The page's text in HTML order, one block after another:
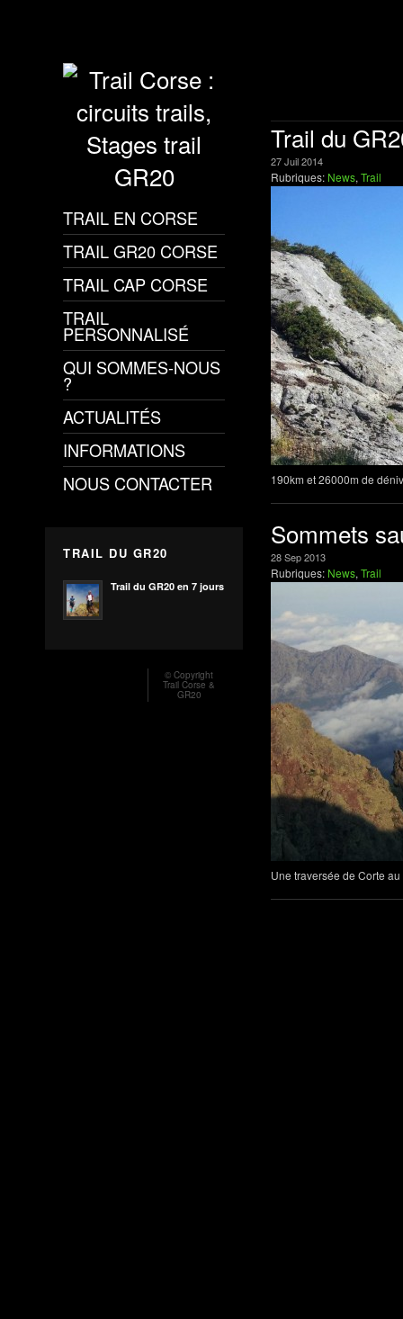
Trail du
27Juil2014
Rubriques: News, Trail
190km et 26000m de
Sommets
28Sep2013
Rubriques: News, Trail
Une traversée de Corte
TRAIL EN CORSE
TRAIL GR20 CORSE
TRAIL CAP CORSE
TRAIL
PERSONNALISÉ
QUI SOMMES-NOUS
?
ACTUALITÉS
INFORMATIONS
NOUS CONTACTER
TRAIL DU GR20
Trail du GR20 en 7 jours
© Copyright
Trail Corse &
GR20